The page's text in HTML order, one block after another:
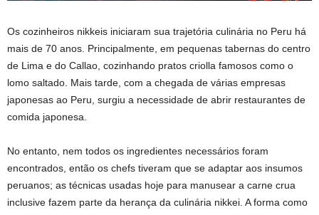
Os cozinheiros nikkeis iniciaram sua trajetória culinária no Peru há
mais de 70 anos. Principalmente, em pequenas tabernas do centro
de Lima e do Callao, cozinhando pratos criolla famosos como o
lomo saltado. Mais tarde, com a chegada de várias empresas
japonesas ao Peru, surgiu a necessidade de abrir restaurantes de
comida japonesa.
No entanto, nem todos os ingredientes necessários foram
encontrados, então os chefs tiveram que se adaptar aos insumos
peruanos; as técnicas usadas hoje para manusear a carne crua
inclusive fazem parte da herança da culinária nikkei. A forma como